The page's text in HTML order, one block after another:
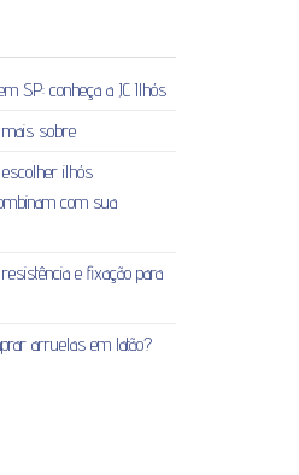
SP: conheça a JC Ilhós
sobre
ilhós
com sua
e fixação para
arruelas em latão?